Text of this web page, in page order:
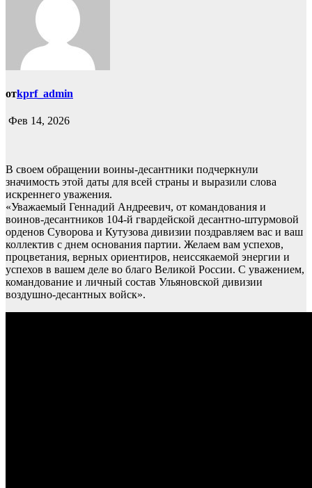
отkprf_admin
Фев 14, 2026
В своем обращении воины-десантники подчеркнули
значимость этой даты для всей страны и выразили слова
искреннего уважения.
«Уважаемый Геннадий Андреевич, от командования и
воинов-десантников 104-й гвардейской десантно-штурмовой
орденов Суворова и Кутузова дивизии поздравляем вас и ваш
коллектив с днем основания партии. Желаем вам успехов,
процветания, верных ориентиров, неиссякаемой энергии и
успехов в вашем деле во благо Великой России. С уважением,
командование и личный состав Ульяновской дивизии
воздушно-десантных войск».